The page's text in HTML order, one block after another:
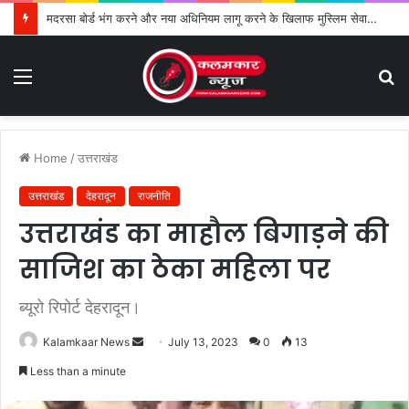
मदरसा बोर्ड भंग करने और नया अधिनियम लागू करने के खिलाफ मुस्लिम सेवा संगठन का विरोध तेज
Home /उत्तराखंड
उत्तराखंड देहरादून राजनीति
उत्तराखंड का माहौल बिगाड़ने की
साजिश का ठेका महिला पर
ब्यूरो रिपोर्ट देहरादून।
Kalamkaar News July 13, 2023 0 13
Less than a minute